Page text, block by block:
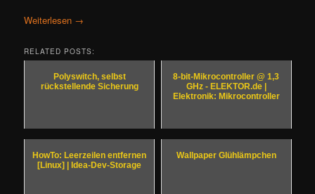
Weiterlesen →
RELATED POSTS:
Polyswitch, selbst
rückstellende Sicherung
8-bit-Mikrocontroller @ 1,3
GHz - ELEKTOR.de |
Elektronik: Mikrocontroller
HowTo: Leerzeilen entfernen
[Linux] | Idea-Dev-Storage
Wallpaper Glühlämpchen